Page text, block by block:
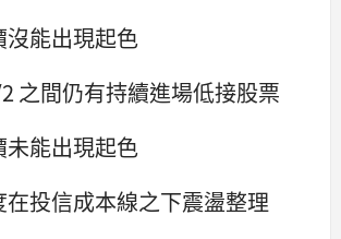
沒能出現起色
之間仍有持續進場低接股票
能出現起色
在投信成本線之下震盪整理